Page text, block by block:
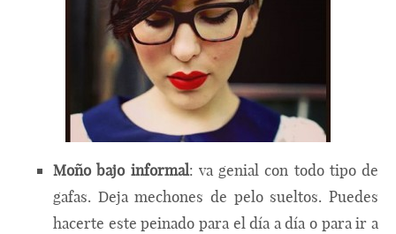
Moño bajo informal: va genial con todo tipo de
gafas. Deja mechones de pelo sueltos. Puedes
hacerte este peinado para el día a día o para ir a